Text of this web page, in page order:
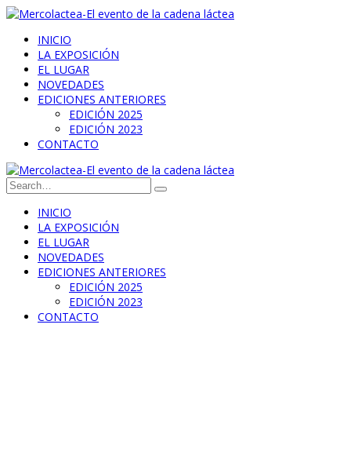
INICIO
LA EXPOSICIÓN
EL LUGAR
NOVEDADES
EDICIONES ANTERIORES
EDICIÓN 2025
EDICIÓN 2023
CONTACTO
INICIO
LA EXPOSICIÓN
EL LUGAR
NOVEDADES
EDICIONES ANTERIORES
EDICIÓN 2025
EDICIÓN 2023
CONTACTO